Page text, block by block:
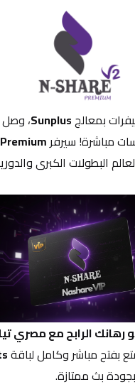
بمعالج Sunplus، وصل
مباشرة! سيرفر
بفتح مباشر وكامل لباقة
بث ممتازة.